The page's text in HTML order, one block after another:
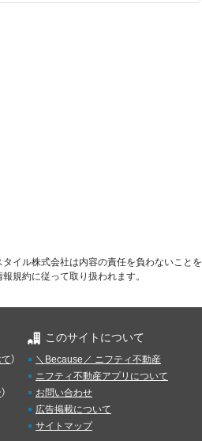
イル株式会社は内容の責任を負わないことを
規約に従って取り扱われます。
）
）
このサイトについて
＼Because／ ニフティ不動産
ニフティ不動産アプリについて
お問い合わせ
広告掲載について
サイトマップ